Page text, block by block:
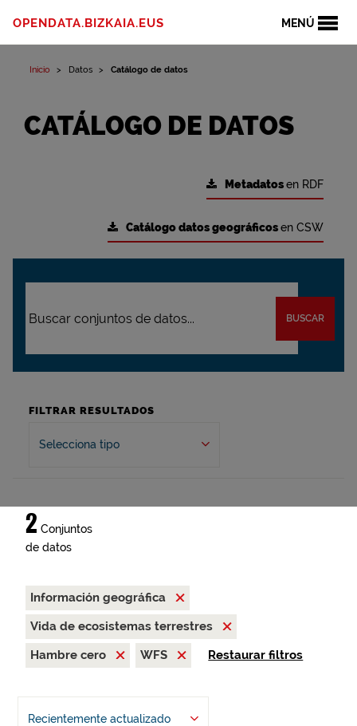
MENÚ
OPENDATA.BIZKAIA.EUS
Inicio Datos Catálogo de datos
CATÁLOGO DE DATOS
Metadatosen RDF
Catálogo datos geográficosen CSW
BUSCAR
FILTRAR RESULTADOS
Selecciona tipo
2 Conjuntos
de datos
Información geográfica
Vida de ecosistemas terrestres
Hambre cero
WFS Restaurar filtros
Recientemente actualizado